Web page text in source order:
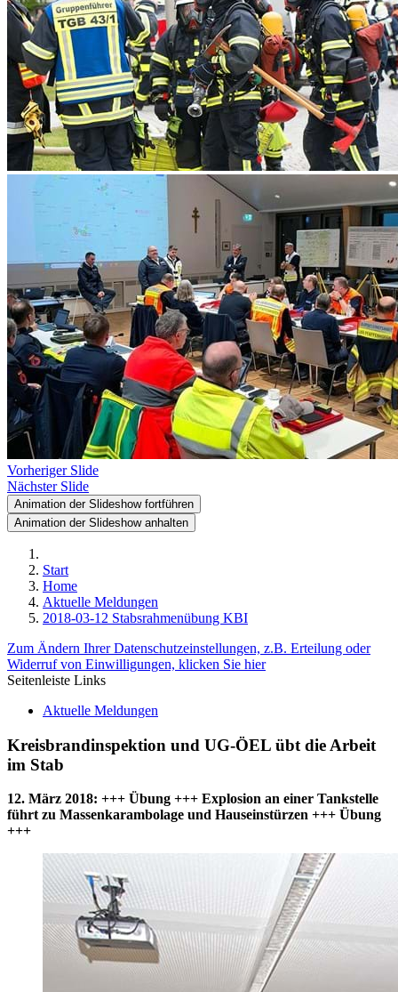
Vorheriger Slide
Nächster Slide
Animation der Slideshow fortführen
Animation der Slideshow anhalten
Start
Home
Aktuelle Meldungen
2018-03-12 Stabsrahmenübung KBI
Zum Ändern Ihrer Datenschutzeinstellungen, z.B. Erteilung oder
Widerruf von Einwilligungen, klicken Sie hier
Seitenleiste Links
Aktuelle Meldungen
Kreisbrandinspektion und UG-ÖEL übt die Arbeit
im Stab
12. März 2018: +++ Übung +++ Explosion an einer Tankstelle
führt zu Massenkarambolage und Hauseinstürzen +++ Übung
+++